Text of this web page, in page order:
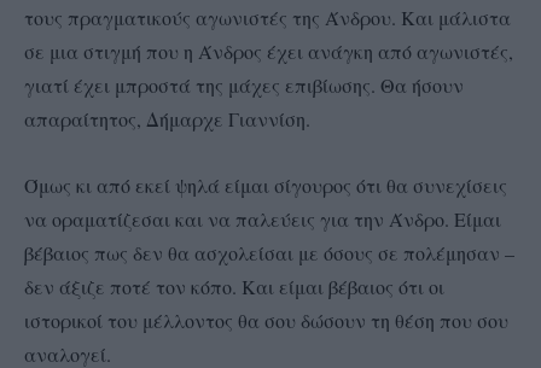
τους πραγματικούς αγωνιστές της Άνδρου. Και μάλιστα
σε μια στιγμή που η Άνδρος έχει ανάγκη από αγωνιστές,
γιατί έχει μπροστά της μάχες επιβίωσης. Θα ήσουν
απαραίτητος, Δήμαρχε Γιαννίση.
Όμως κι από εκεί ψηλά είμαι σίγουρος ότι θα συνεχίσεις
να οραματίζεσαι και να παλεύεις για την Άνδρο. Είμαι
βέβαιος πως δεν θα ασχολείσαι με όσους σε πολέμησαν –
δεν άξιζε ποτέ τον κόπο. Και είμαι βέβαιος ότι οι
ιστορικοί του μέλλοντος θα σου δώσουν τη θέση που σου
αναλογεί.